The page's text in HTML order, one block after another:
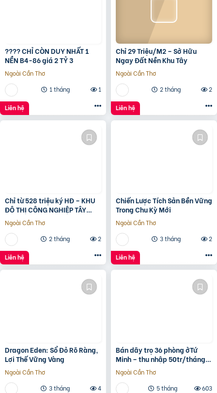
???? CHỈ CÒN DUY NHẤT 1
NỀN B4-86 giá 2 TỶ 3
Ngoài Cần Thơ
1 tháng
1
Liên hệ
Chỉ 29 Triệu/M2 – Sở Hữu
Ngay Đất Nền Khu Tây
Ngoài Cần Thơ
2 tháng
2
Liên hệ
Chỉ từ 528 triệu ký HĐ – KHU
ĐÔ THỊ CÔNG NGHIỆP TÂY
NAM TP.HCM
Ngoài Cần Thơ
2 tháng
2
Liên hệ
Chiến Lược Tích Sản Bền Vững
Trong Chu Kỳ Mới
Ngoài Cần Thơ
3 tháng
2
Liên hệ
Dragon Eden: Sổ Đỏ Rõ Ràng,
Lợi Thế Vững Vàng
Ngoài Cần Thơ
3 tháng
4
Bán dãy trọ 36 phòng ởTứ
Minh – thu nhập 50tr/tháng –
gần KCN Đại An
Ngoài Cần Thơ
5 tháng
603